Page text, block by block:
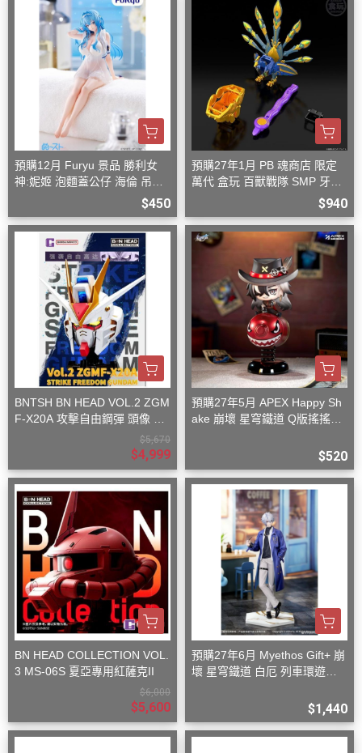
預購12月 Furyu 景品 勝利女
神:妮姬 泡麵蓋公仔 海倫 吊帶
$450
預購27年1月 PB 魂商店 限定
萬代 盒玩 百獸戰隊 SMP 牙吠
$940
BNTSH BN HEAD VOL.2 ZGM
F-X20A 攻擊自由鋼彈 頭像 53
$5,670
$4,999
預購27年5月 APEX Happy Sh
ake 崩壞 星穹鐵道 Q版搖搖樂
$520
BN HEAD COLLECTION VOL.
3 MS-06S 夏亞專用紅薩克II
$6,000
$5,600
預購27年6月 Myethos Gift+ 崩
壞 星穹鐵道 白厄 列車環遊記V
$1,440